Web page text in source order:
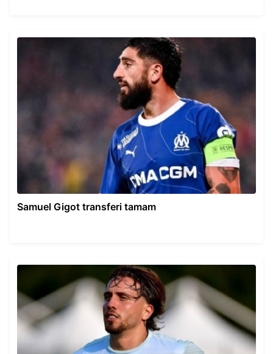
Samuel Gigot transferi tamam